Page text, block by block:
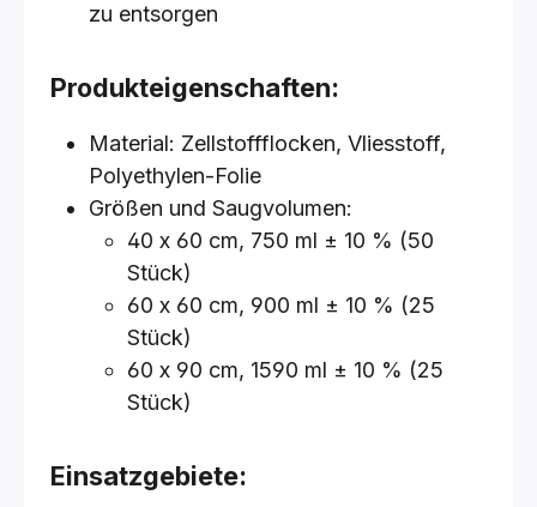
zu entsorgen
Produkteigenschaften:
Material: Zellstoffflocken, Vliesstoff,
Polyethylen-Folie
Größen und Saugvolumen:
40 x 60 cm, 750 ml ± 10 % (50
Stück)
60 x 60 cm, 900 ml ± 10 % (25
Stück)
60 x 90 cm, 1590 ml ± 10 % (25
Stück)
Einsatzgebiete: